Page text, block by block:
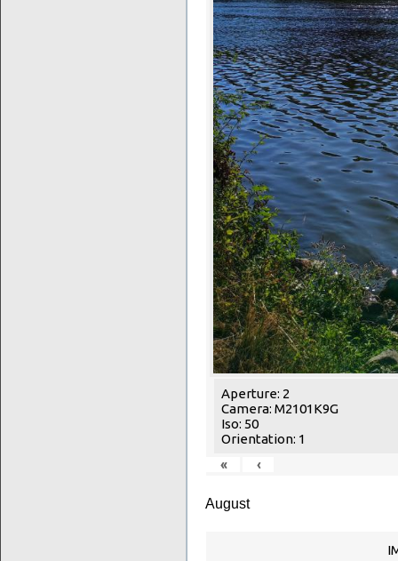
Aperture: 2
Camera: M2101K9G
Iso: 50
Orientation: 1
«
‹
August